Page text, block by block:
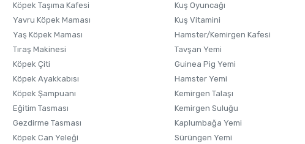
Gönder
Köpek Taşıma Kafesi
Yavru Köpek Maması
Yaş Köpek Maması
Tıraş Makinesi
Köpek Çiti
Köpek Ayakkabısı
Köpek Şampuanı
Eğitim Tasması
Gezdirme Tasması
Köpek Can Yeleği
Kuş Oyuncağı
Kuş Vitamini
Hamster/Kemirgen Kafesi
Tavşan Yemi
Guinea Pig Yemi
Hamster Yemi
Kemirgen Talaşı
Kemirgen Suluğu
Kaplumbağa Yemi
Sürüngen Yemi